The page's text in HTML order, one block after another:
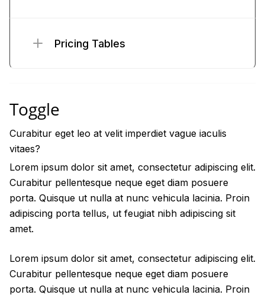
Pricing Tables
Toggle
Curabitur eget leo at velit imperdiet vague iaculis
vitaes?
Lorem ipsum dolor sit amet, consectetur adipiscing elit.
Curabitur pellentesque neque eget diam posuere
porta. Quisque ut nulla at nunc vehicula lacinia. Proin
adipiscing porta tellus, ut feugiat nibh adipiscing sit
amet.
Lorem ipsum dolor sit amet, consectetur adipiscing elit.
Curabitur pellentesque neque eget diam posuere
porta. Quisque ut nulla at nunc vehicula lacinia. Proin